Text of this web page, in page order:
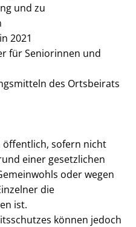
und zu
2021
für Seniorinnen und
des Ortsbeirats
öffentlich, sofern nicht
einer gesetzlichen
oder wegen
die
ist.
können jedoch